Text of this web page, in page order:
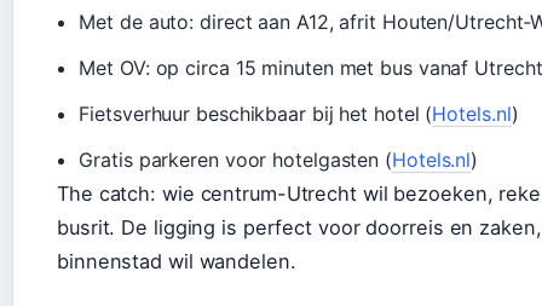
Met de auto: direct aan A12, afrit Houten/Utrecht-
Met OV: op circa 15 minuten met bus vanaf
Fietsverhuur beschikbaar bij het hotel (Hotels.nl)
Gratis parkeren voor hotelgasten (Hotels.nl)
The catch: wie centrum-Utrecht wil bezoeken,
busrit. De ligging is perfect voor doorreis en
binnenstad wil wandelen.